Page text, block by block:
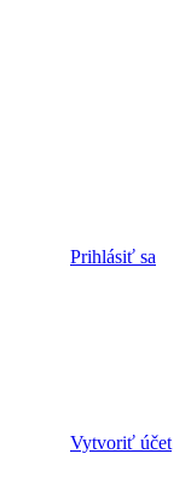
Prihlásiť sa
Vytvoriť účet